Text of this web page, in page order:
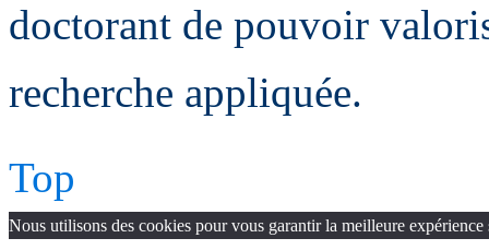
doctorant de pouvoir
recherche appliquée.
Top
Nous utilisons des cookies pour vous garantir la meilleure expérience